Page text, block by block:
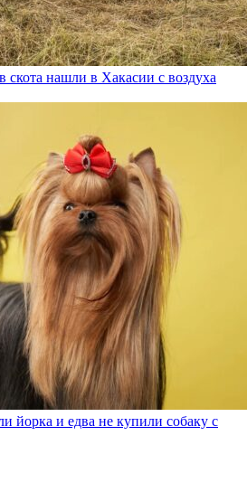
скота нашли в Хакасии с воздуха
йорка и едва не купили собаку с